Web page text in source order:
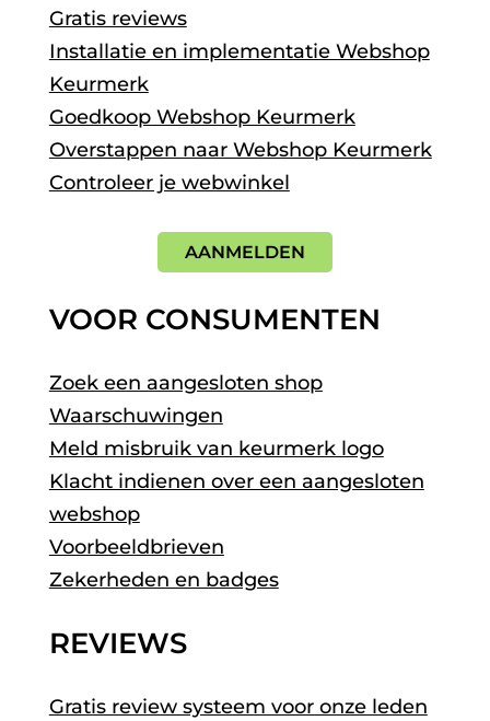
Gratis reviews
Installatie en implementatie Webshop
Keurmerk
Goedkoop Webshop Keurmerk
Overstappen naar Webshop Keurmerk
Controleer je webwinkel
AANMELDEN
VOOR CONSUMENTEN
Zoek een aangesloten shop
Waarschuwingen
Meld misbruik van keurmerk logo
Klacht indienen over een aangesloten
webshop
Voorbeeldbrieven
Zekerheden en badges
REVIEWS
Gratis review systeem voor onze leden